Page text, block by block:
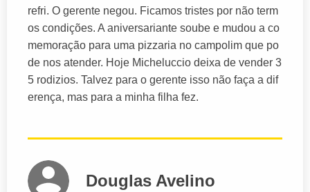
refri. O gerente negou. Ficamos tristes por não term
os condições. A aniversariante soube e mudou a co
memoração para uma pizzaria no campolim que po
de nos atender. Hoje Micheluccio deixa de vender 3
5 rodizios. Talvez para o gerente isso não faça a dif
erença, mas para a minha filha fez.
Douglas Avelino